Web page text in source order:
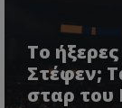
Το
Στέφεν;
σταρ του